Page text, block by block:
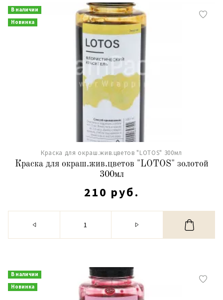
В наличии
Новинка
Краска для окраш.жив.цветов "LOTOS" 300мл
Краска для окраш.жив.цветов "LOTOS" золотой
300мл
210 руб.
В наличии
Новинка